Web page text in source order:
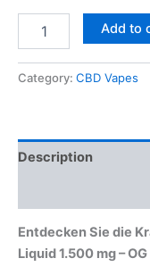
Add to
Category: CBD Vapes
Description
Entdecken Sie die
Liquid 1.500 mg –